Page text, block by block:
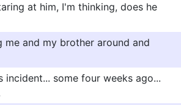
at him, I'm thinking, does he
and my brother around and
some four weeks ago...